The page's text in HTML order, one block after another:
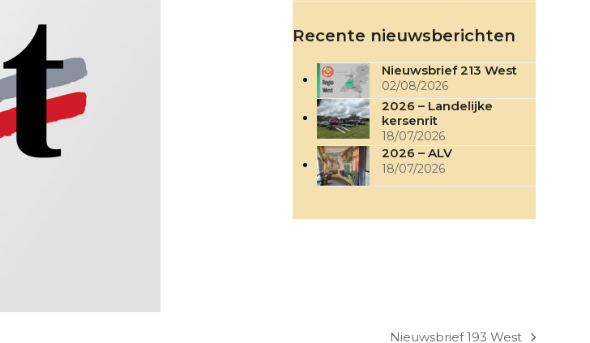
Recente nieuwsberichten
Nieuwsbrief 213 West
02/08/2026
2026 – Landelijke
kersenrit
18/07/2026
2026 – ALV
18/07/2026
Nieuwsbrief 193 West